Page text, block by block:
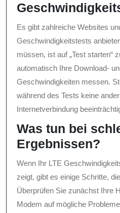
Es gibt zahlreiche Websites
Geschwindigkeitstests
müssen, ist auf „Test starten“
automatisch Ihre Download-
Geschwindigkeiten messen.
während des Tests keine
Internetverbindung
Was tun bei
Ergebnissen?
Wenn Ihr LTE
zeigt, gibt es einige Schritte,
Überprüfen Sie zunächst Ihre
Modem auf mögliche